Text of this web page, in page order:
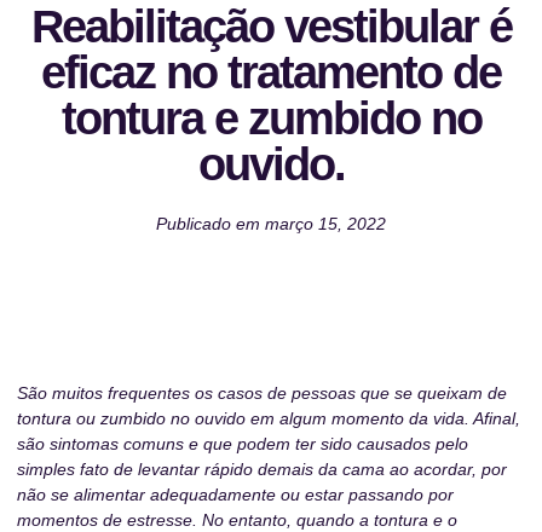
Reabilitação vestibular é
eficaz no tratamento de
tontura e zumbido no
ouvido.
Publicado em março 15, 2022
São muitos frequentes os casos de pessoas que se queixam de
tontura ou zumbido no ouvido em algum momento da vida. Afinal,
são sintomas comuns e que podem ter sido causados pelo
simples fato de levantar rápido demais da cama ao acordar, por
não se alimentar adequadamente ou estar passando por
momentos de estresse. No entanto, quando a tontura e o